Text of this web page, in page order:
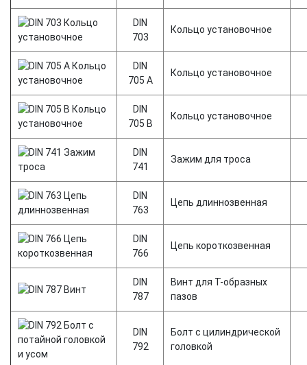
DIN
703
Кольцо установочное
DIN
705 A
Кольцо установочное
DIN
705 B
Кольцо установочное
DIN
741
Зажим для троса
DIN
763
Цепь длиннозвенная
DIN
766
Цепь короткозвенная
DIN
787
Винт для Т-образных
пазов
DIN
792
Болт с цилиндрической
головкой